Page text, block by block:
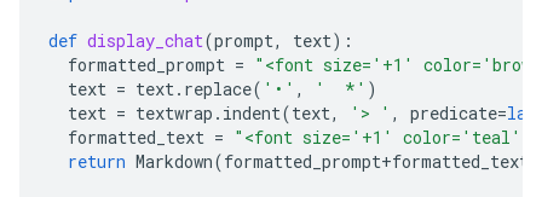
def display_chat(prompt, text):
formatted_prompt = "<font size='+1'
text = text. replace( '•' , '  *' )
text = textwrap . indent(text, '> ' , predicate=
formatted_text = "<font size='+1'
return Markdown(formatted_prompt+formatted_text